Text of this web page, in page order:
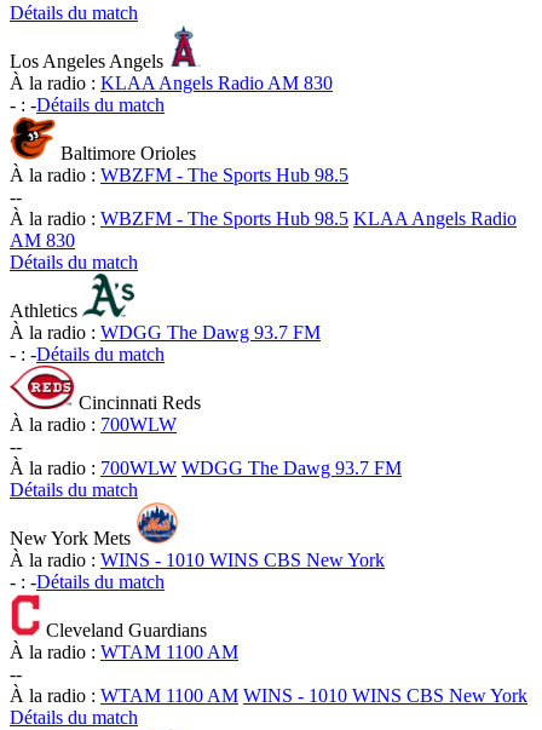
Détails du match
Los Angeles Angels
À la radio : KLAA Angels Radio AM 830
- : -Détails du match
Baltimore Orioles
À la radio : WBZFM - The Sports Hub 98.5
--
À la radio : WBZFM - The Sports Hub 98.5 KLAA Angels Radio
AM 830
Détails du match
Athletics
À la radio : WDGG The Dawg 93.7 FM
- : -Détails du match
Cincinnati Reds
À la radio : 700WLW
--
À la radio : 700WLW WDGG The Dawg 93.7 FM
Détails du match
New York Mets
À la radio : WINS - 1010 WINS CBS New York
- : -Détails du match
Cleveland Guardians
À la radio : WTAM 1100 AM
--
À la radio : WTAM 1100 AM WINS - 1010 WINS CBS New York
Détails du match